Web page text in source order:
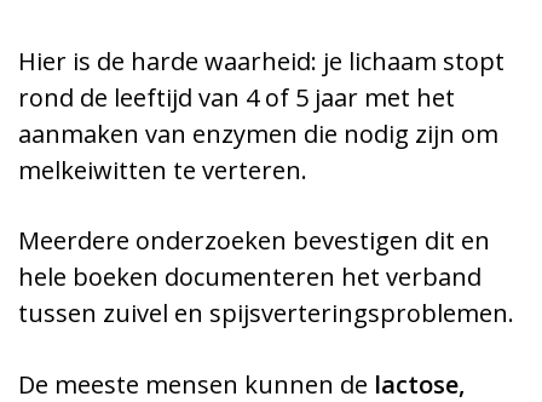
Hier is de harde waarheid: je lichaam stopt
rond de leeftijd van 4 of 5 jaar met het
aanmaken van enzymen die nodig zijn om
melkeiwitten te verteren.
Meerdere onderzoeken bevestigen dit en
hele boeken documenteren het verband
tussen zuivel en spijsverteringsproblemen.
De meeste mensen kunnen de lactose,